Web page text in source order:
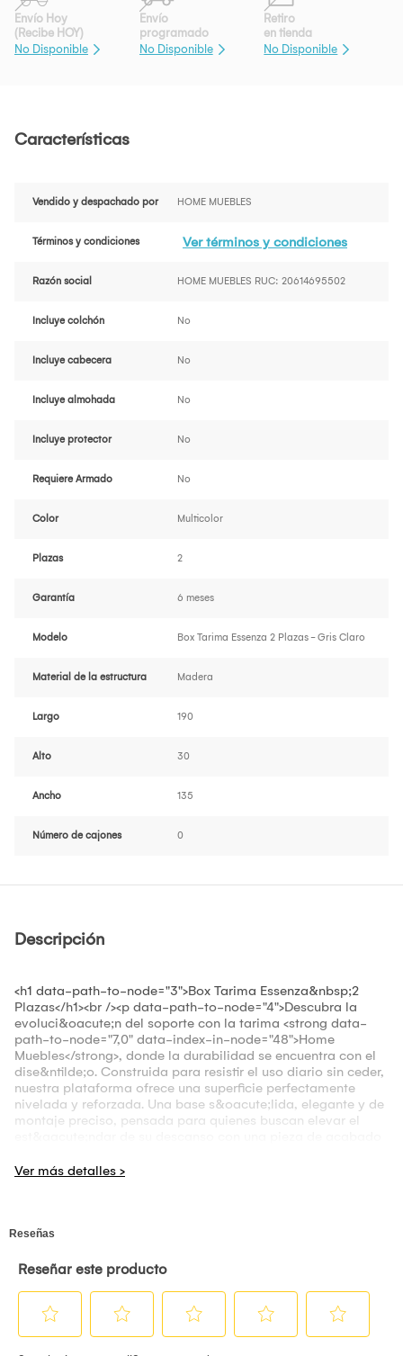
Envío Hoy
(Recibe HOY)
No Disponible
Envío
programado
No Disponible
Retiro
en tienda
No Disponible
Características
Vendido y despachado por HOME MUEBLES
Términos y condiciones Ver términos y condiciones
Razón social HOME MUEBLES RUC: 20614695502
Incluye colchón No
Incluye cabecera No
Incluye almohada No
Incluye protector No
Requiere Armado No
Color Multicolor
Plazas 2
Garantía 6 meses
Modelo Box Tarima Essenza 2 Plazas - Gris Claro
Material de la estructura Madera
Largo 190
Alto 30
Ancho 135
Número de cajones 0
Descripción
<h1 data-path-to-node="3">Box Tarima Essenza&nbsp;2
Plazas</h1><br /><p data-path-to-node="4">Descubra la
evoluci&oacute;n del soporte con la tarima <strong data-
path-to-node="7,0" data-index-in-node="48">Home
Muebles</strong>, donde la durabilidad se encuentra con el
dise&ntilde;o. Construida para resistir el uso diario sin ceder,
nuestra plataforma ofrece una superficie perfectamente
nivelada y reforzada. Una base s&oacute;lida, elegante y de
montaje preciso, pensada para quienes buscan elevar el
path-to-node="6" data-index-in-node="0"><br
</strong> Bastidor reforzado de madera maciza
para soportar grandes cargas, garantizando una superficie
el uso diario.</p><br /></li><li><br /><p data-path-to-
node="3,0,0"><strong data-path-to-node="3,1,0" data-
index-in-node="0">Revestimiento:</strong> Textiles de